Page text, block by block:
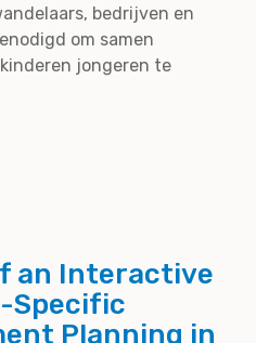
bedrijven en
om samen
jongeren te
an Interactive
Specific
Planning in